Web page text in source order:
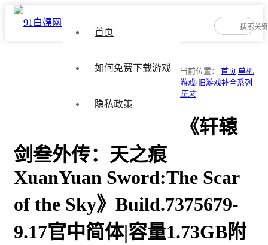
首页
如何免费下载游戏
隐私政策
当前位置： 首页 单机
游戏/ 旧游戏补全系列
正文
《轩辕
剑叁外传：天之痕
XuanYuan Sword:The Scar
of the Sky》Build.7375679-
9.17官中简体|容量1.73GB附